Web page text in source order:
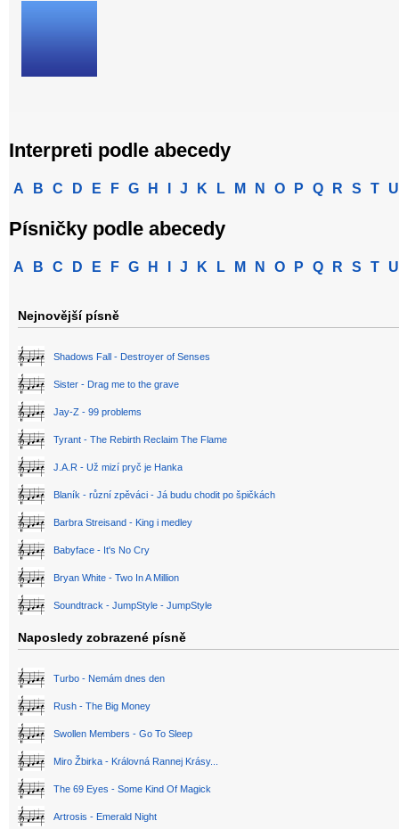
Interpreti podle abecedy
A B C D E F G H J K L M N O P Q R S T U
Písničky podle abecedy
A B C D E F G H J K L M N O P Q R S T U
Nejnovější písně
Shadows Fall - Destroyer of Senses
Sister - Drag me to the grave
Jay-Z - 99 problems
Tyrant - The Rebirth Reclaim The Flame
J.A.R - Už mizí pryč je Hanka
Blaník - různí zpěváci - Já budu chodit po špičkách
Barbra Streisand - King i medley
Babyface - It's No Cry
Bryan White - Two In A Million
Soundtrack - JumpStyle - JumpStyle
Naposledy zobrazené písně
Turbo - Nemám dnes den
Rush - The Big Money
Swollen Members - Go To Sleep
Miro Žbirka - Královná Rannej Krásy...
The 69 Eyes - Some Kind Of Magick
Artrosis - Emerald Night